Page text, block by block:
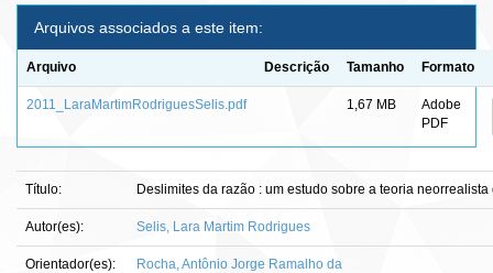
Arquivos associados a este item:
Arquivo Descrição Tamanho Formato
2011_LaraMartimRodriguesSelis.pdf 1,67 MB
Adobe
PDF
Título: Deslimites da razão : um estudo sobre a teoria
Autor(es): Selis, Lara Martim Rodrigues
Orientador(es): Rocha, Antônio Jorge Ramalho da